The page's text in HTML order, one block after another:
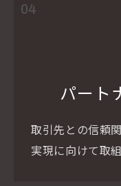
04
パート
取引先との信頼
実現に向けて取組